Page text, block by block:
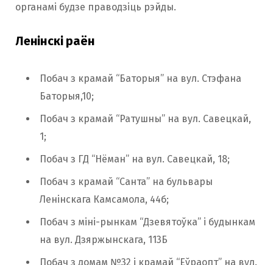
органамі будзе праводзіць рэйды.
Ленінскі раён
Побач з крамай “Баторыя” на вул. Стэфана
Баторыя,10;
Побач з крамай “Ратушны” на вул. Савецкай,
1;
Побач з ГД “Нёман” на вул. Савецкай, 18;
Побач з крамай “Санта” на бульвары
Ленінскага Камсамола, 44б;
Побач з міні-рынкам “Дзевятоўка” і будынкам
на вул. Дзяржынскага, 113Б
Побач з домам №32 і крамай “Еўраопт” на вул.